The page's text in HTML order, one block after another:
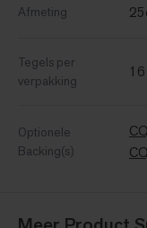
Afmeting
Tegels per
verpakking
Optionele
Backing(s)